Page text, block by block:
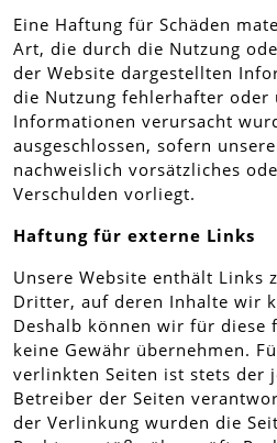
Eine Haftung für Schäden
Art, die durch die Nutzung
der Website dargestellten
die Nutzung fehlerhafter oder
Informationen verursacht
ausgeschlossen, sofern
nachweislich vorsätzliches
Verschulden vorliegt.
Haftung für externe Links
Unsere Website enthält Links
Dritter, auf deren Inhalte wir
Deshalb können wir für diese
keine Gewähr übernehmen.
verlinkten Seiten ist stets der
Betreiber der Seiten
der Verlinkung wurden die